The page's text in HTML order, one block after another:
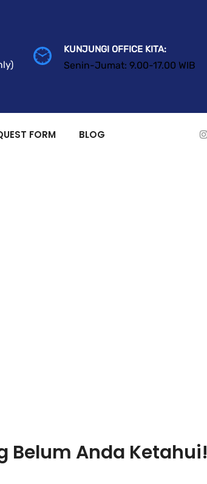
KUNJUNGI OFFICE KITA:
Senin-Jumat: 9.00-17.00 WIB
FORM BLOG
Belum Anda Ketahui!